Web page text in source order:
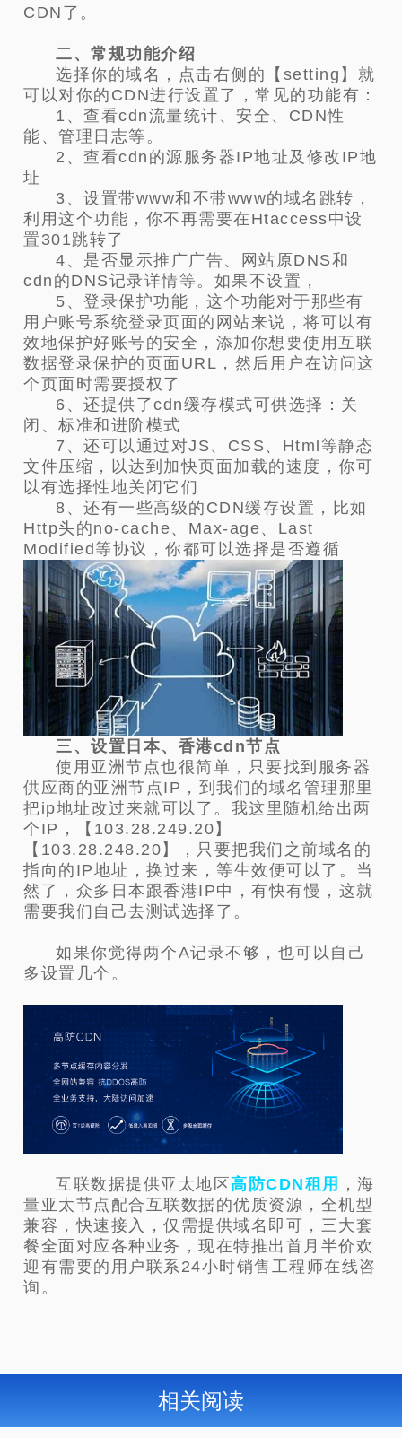
CDN了。
二、常规功能介绍
选择你的域名，点击右侧的【setting】就
可以对你的CDN进行设置了，常见的功能有：
1、查看cdn流量统计、安全、CDN性
能、管理日志等。
2、查看cdn的源服务器IP地址及修改IP地
址
3、设置带www和不带www的域名跳转，
利用这个功能，你不再需要在Htaccess中设
置301跳转了
4、是否显示推广广告、网站原DNS和
cdn的DNS记录详情等。如果不设置，
5、登录保护功能，这个功能对于那些有
用户账号系统登录页面的网站来说，将可以有
效地保护好账号的安全，添加你想要使用互联
数据登录保护的页面URL，然后用户在访问这
个页面时需要授权了
6、还提供了cdn缓存模式可供选择：关
闭、标准和进阶模式
7、还可以通过对JS、CSS、Html等静态
文件压缩，以达到加快页面加载的速度，你可
以有选择性地关闭它们
8、还有一些高级的CDN缓存设置，比如
Http头的no-cache、Max-age、Last
Modified等协议，你都可以选择是否遵循
三、设置日本、香港cdn节点
使用亚洲节点也很简单，只要找到服务器
供应商的亚洲节点IP，到我们的域名管理那里
把ip地址改过来就可以了。我这里随机给出两
个IP，【103.28.249.20】
【103.28.248.20】，只要把我们之前域名的
指向的IP地址，换过来，等生效便可以了。当
然了，众多日本跟香港IP中，有快有慢，这就
需要我们自己去测试选择了。
如果你觉得两个A记录不够，也可以自己
多设置几个。
互联数据提供亚太地区高防CDN租用
，海
量亚太节点配合互联数据的优质资源，全机型
兼容，快速接入，仅需提供域名即可，三大套
餐全面对应各种业务，现在特推出首月半价欢
迎有需要的用户联系24小时销售工程师在线咨
询。
相关阅读